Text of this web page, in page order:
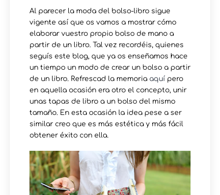
Al parecer la moda del bolso-libro sigue
vigente así que os vamos a mostrar cómo
elaborar vuestro propio bolso de mano a
partir de un libro. Tal vez recordéis, quienes
seguís este blog, que ya os enseñamos hace
un tiempo un modo de crear un bolso a partir
de un libro. Refrescad la memoria aquí pero
en aquella ocasión era otro el concepto, unir
unas tapas de libro a un bolso del mismo
tamaño. En esta ocasión la idea pese a ser
similar creo que es más estética y más fácil
obtener éxito con ella.